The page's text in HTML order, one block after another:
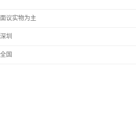
面议实物为主
深圳
全国